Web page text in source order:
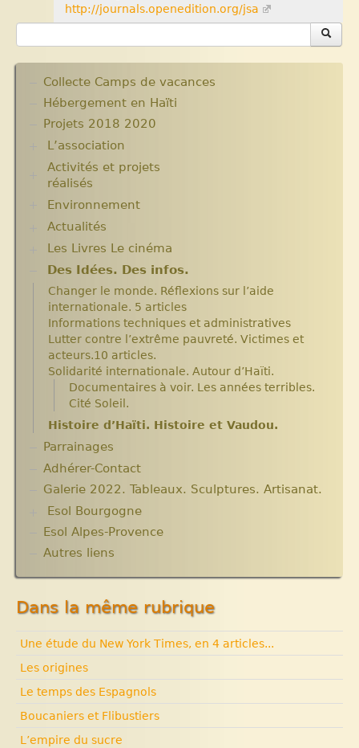
http://journals.openedition.org/jsa
Collecte Camps de vacances
Hébergement en Haïti
Projets 2018 2020
L’association
Assemblées Générales
Nos partenaires.
Activités et projets
réalisés
Ecole Massawist. Verrettes. Agrandissement et
modernisation.
Archives
Aide en nature : Containers
Années 2010 2012
Projets et bilans années 2013 / 2014
Environnement
Plantes pour Haïti
Solidarité et environnement
Actualités
Chroniques du séjour Août 2017
Chroniques du séjour Juillet 2016
Les micro-crédits
Les Livres Le cinéma
Critiques et notes de lecture
Des Idées. Des infos.
Changer le monde. Réflexions sur l’aide
internationale. 5 articles
Informations techniques et administratives
Lutter contre l’extrême pauvreté. Victimes et
acteurs.10 articles.
Solidarité internationale. Autour d’Haïti.
Documentaires à voir. Les années terribles.
Cité Soleil.
Histoire d’Haïti. Histoire et Vaudou.
Parrainages
Adhérer-Contact
Galerie 2022. Tableaux. Sculptures. Artisanat.
Esol Bourgogne
ACTUALITES
Archives
Esol Alpes-Provence
Autres liens
Dans la même rubrique
Une étude du New York Times, en 4 articles...
Les origines
Le temps des Espagnols
Boucaniers et Flibustiers
L’empire du sucre